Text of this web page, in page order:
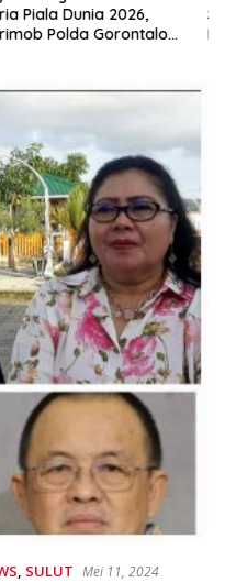
Sukses Laksanakan
, SULUT Mei 11, 2024